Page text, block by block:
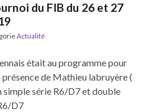
du FIB du 26 et 27
Actualité
était au programme pour
de Mathieu labruyère (
série R6/D7 et double
D7